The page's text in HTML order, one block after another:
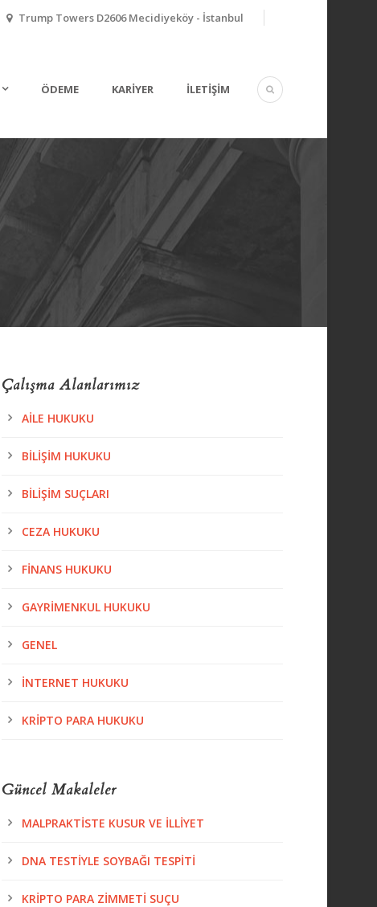
Trump Towers D2606 Mecidiyeköy - İstanbul
ÖDEME KARİYER İLETİŞİM
Çalışma Alanlarımız
AILE HUKUKU
BILIŞIM HUKUKU
BILIŞIM SUÇLARI
CEZA HUKUKU
FINANS HUKUKU
GAYRIMENKUL HUKUKU
GENEL
İNTERNET HUKUKU
KRIPTO PARA HUKUKU
Güncel Makaleler
MALPRAKTISTE KUSUR VE İLLIYET
DNA TESTIYLE SOYBAĞI TESPITI
KRIPTO PARA ZIMMETI SUÇU